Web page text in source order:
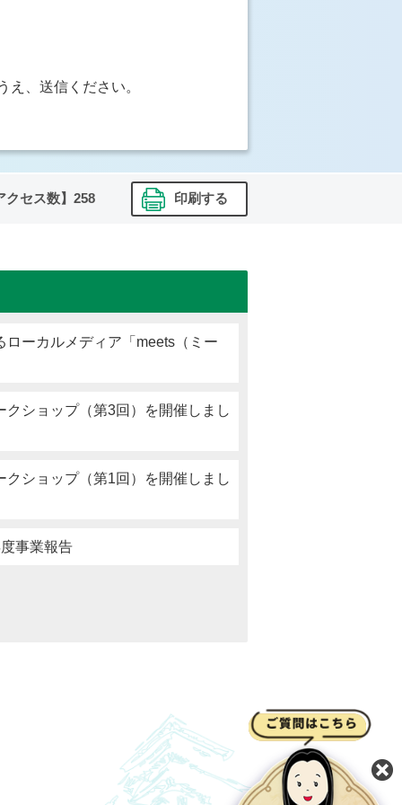
、送信ください。
クセス数】 258 印刷する
ローカルメディア「meets（ミー
ショップ（第3回）を開催しまし
ショップ（第1回）を開催しまし
事業報告